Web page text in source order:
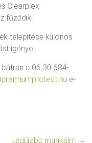
Clearplex
fűződik.
telepítése különös
igényel.
a 06 30 684-
e-
Legújabb munkáim →